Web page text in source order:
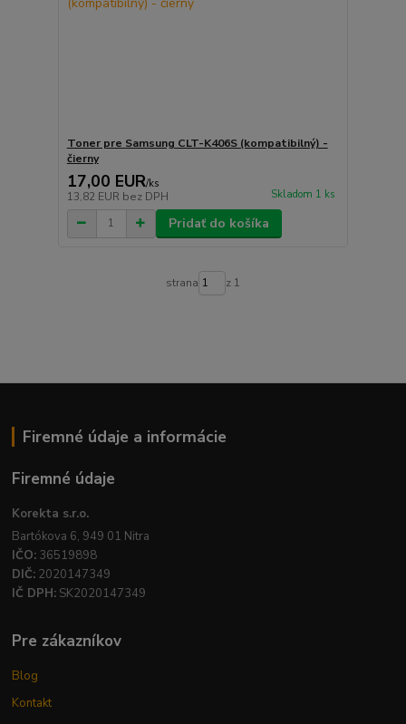
Toner pre Samsung CLT-K406S (kompatibilný) -
čierny
17,00 EUR/ks
13,82 EUR bez DPH Skladom 1 ks
Pridať do košíka
strana z 1
Firemné údaje a informácie
Firemné údaje
Korekta s.r.o.
Bartókova 6, 949 01 Nitra
IČO: 36519898
DIČ: 2020147349
IČ DPH: SK2020147349
Pre zákazníkov
Blog
Kontakt